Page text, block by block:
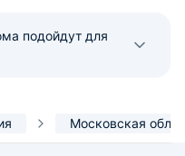
подойдут для
Московская